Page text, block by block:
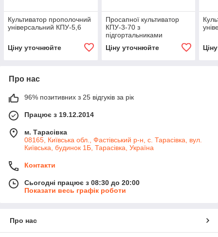
Культиватор прополочний
універсальний КПУ-5,6
Ціну уточнюйте
Просапної культиватор
КПУ-3-70 з
підгортальниками
Ціну уточнюйте
Про нас
96% позитивних з 25 відгуків за рік
Працює з 19.12.2014
м. Тарасівка
08165, Київська обл., Фастівський р-н, с. Тарасівка, вул.
Київська, будинок 1Б, Тарасівка, Україна
Контакти
Сьогодні працює з 08:30 до 20:00
Показати весь графік роботи
Про нас